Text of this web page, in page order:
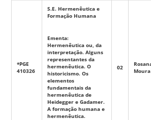
*PGE
410326
S.E. Hermenêutica e
Formação Humana
Ementa:
Hermenêutica ou, da
interpretação. Alguns
representantes da
hermenêutica. O
historicismo. Os
elementos
fundamentais da
hermenêutica de
Heidegger e Gadamer.
A formação humana e
hermenêutica.
02
Moura